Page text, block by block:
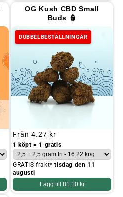
OG Kush CBD Small
Buds 👮
DUBBELBESTÄLLNINGAR
Ordinarie
pris
Från 4.27 kr
1 köpt = 1 gratis
GRATIS frakt*tisdag den 11
augusti
Lägg till 81.10 kr